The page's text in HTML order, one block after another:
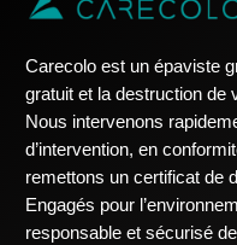
Carecolo est un épaviste
gratuit et la destruction de
Nous intervenons
d’intervention, en
remettons un certificat de
Engagés pour
responsable et sécurisé